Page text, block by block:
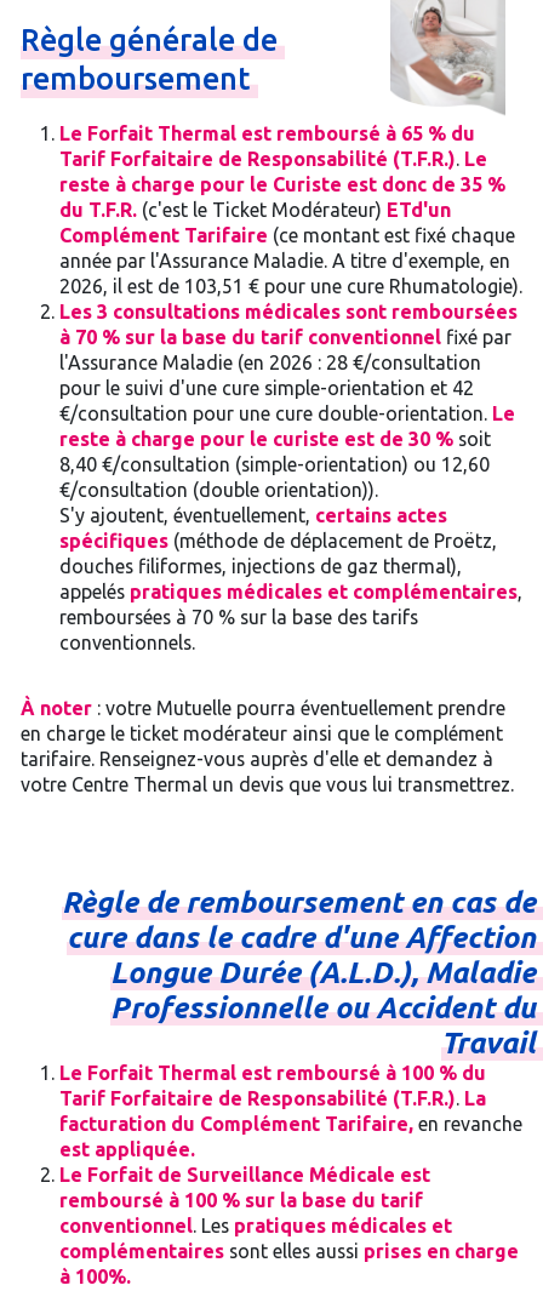
Règlegénéralede
remboursement
Le Forfait Thermal est remboursé à 65 % du
Tarif Forfaitaire de Responsabilité (T.F.R.). Le
reste à charge pour le Curiste est donc de 35 %
du T.F.R.(c'est le Ticket Modérateur) ETd'un
Complément Tarifaire (ce montant est fixé chaque
année par l'Assurance Maladie. A titre d'exemple, en
2026, il est de 103,51 € pour une cure Rhumatologie).
Les 3 consultations médicales sont remboursées
à 70 % sur la base du tarif conventionnelfixé par
l'Assurance Maladie (en 2026 : 28 €/consultation
pour le suivi d'une cure simple-orientation et 42
€/consultation pour une cure double-orientation. Le
reste à charge pour le curiste est de 30 %soit
8,40 €/consultation (simple-orientation) ou 12,60
€/consultation (double orientation)).
S'y ajoutent, éventuellement, certains actes
spécifiques(méthode de déplacement de Proëtz,
douches filiformes, injections de gaz thermal),
appelés pratiques médicales et complémentaires,
remboursées à 70 % sur la base des tarifs
conventionnels.
À noter: votre Mutuelle pourra éventuellement prendre
en charge le ticket modérateur ainsi que le complément
tarifaire. Renseignez-vous auprès d'elle et demandez à
votre Centre Thermal un devis que vous lui transmettrez.
Règlederemboursementencasde
curedanslecadred'uneAffection
LongueDurée(A.L.D.),Maladie
ProfessionnelleouAccidentdu
Travail
Le Forfait Thermal est remboursé à 100 % du
Tarif Forfaitaire de Responsabilité (T.F.R.).La
facturation du Complément Tarifaire, en revanche
est appliquée.
Le Forfait de Surveillance Médicale est
remboursé à 100 % sur la base du tarif
conventionnel. Les pratiques médicales et
complémentaires sont elles aussi prises en charge
à 100%.